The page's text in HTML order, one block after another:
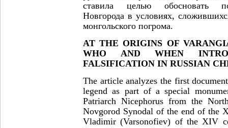
ставила целью обосновать
Новгорода в условиях,
монгольского погрома.
AT THE ORIGINS OF
WHO AND WHEN
FALSIFICATION IN RUSSIAN
The article analyzes the first
legend as part of a special
Patriarch Nicephorus from the
Novgorod Synodal of the end of the
Vladimir (Varsonofiev) of the XIV